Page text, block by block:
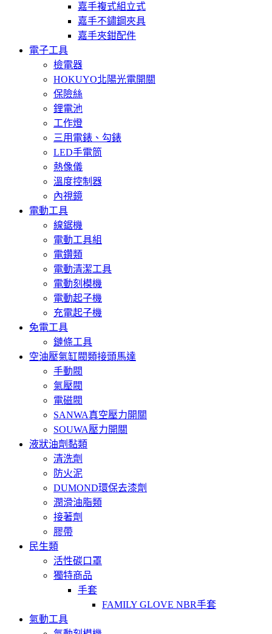
嘉手複式組立式
嘉手不鏽鋼夾具
嘉手夾鉗配件
電子工具
檢電器
HOKUYO北陽光電開關
保險絲
鋰電池
工作燈
三用電錶、勾錶
LED手電筒
熱像儀
溫度控制器
內視鏡
電動工具
線鋸機
電動工具組
電鑽類
電動清潔工具
電動刻模機
電動起子機
充電起子機
免電工具
鏈條工具
空油壓氣缸閥類接頭馬達
手動閥
氣壓閥
電磁閥
SANWA真空壓力開關
SOUWA壓力開關
液狀油劑黏類
清洗劑
防火泥
DUMOND環保去漆劑
潤滑油脂類
接著劑
膠帶
民生類
活性碳口罩
獨特商品
手套
FAMILY GLOVE NBR手套
氣動工具